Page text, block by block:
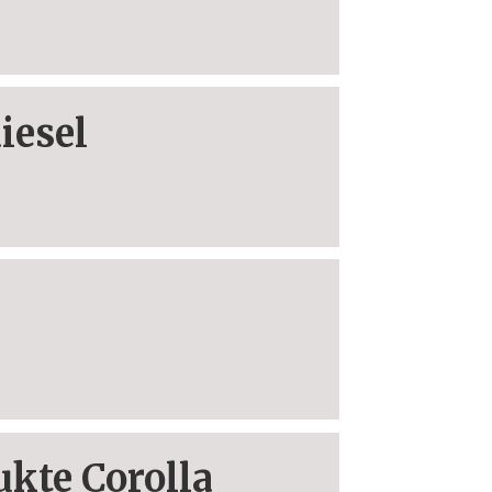
Corolla